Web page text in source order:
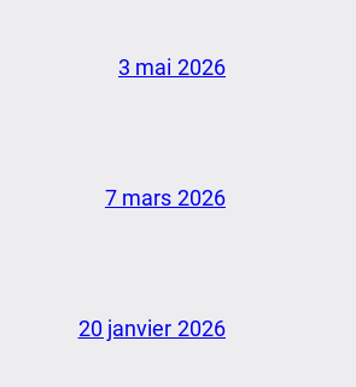
3 mai 2026
7 mars 2026
20 janvier 2026